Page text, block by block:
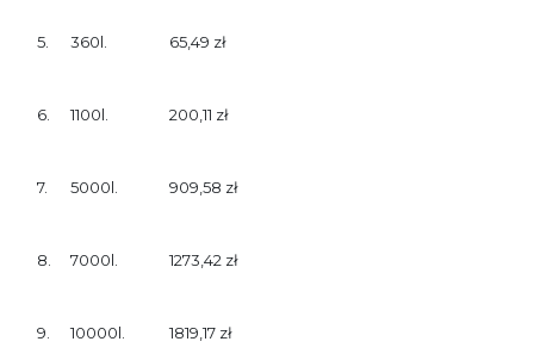
5. 360l. 65,49 zł
6. 1100l. 200,11 zł
7. 5000l. 909,58 zł
8. 7000l. 1273,42 zł
9. 10000l. 1819,17 zł